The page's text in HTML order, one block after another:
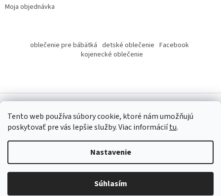
Tento web používa súbory cookie, ktoré nám umožňujú
poskytovať pre vás lepšie služby.Viac informáciítu.
Nastavenie
Súhlasím
Moja objednávka
oblečenie pre bábätká detské oblečenie Facebook
kojenecké oblečenie